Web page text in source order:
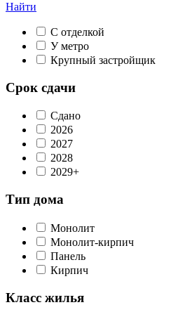
Найти
С отделкой
У метро
Крупный застройщик
Срок сдачи
Сдано
2026
2027
2028
2029+
Тип дома
Монолит
Монолит-кирпич
Панель
Кирпич
Класс жилья